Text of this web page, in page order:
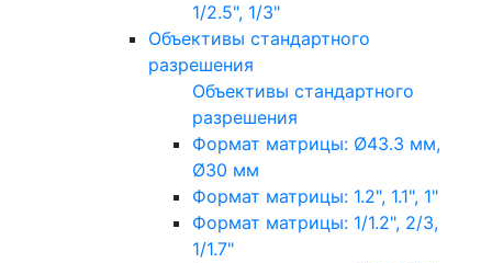
1/2.5", 1/3"
Объективы стандартного
разрешения
Объективы стандартного
разрешения
Формат матрицы: Ø43.3 мм,
Ø30 мм
Формат матрицы: 1.2", 1.1", 1"
Формат матрицы: 1/1.2", 2/3,
1/1.7"